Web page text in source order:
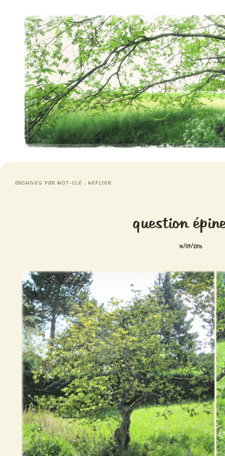
Meristemes
ARCHIVES PAR MOT-CLÉ : NÉFLIER
question
14/09/2015